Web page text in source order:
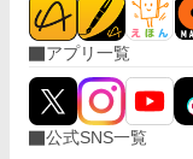
アプリ一覧
公式SNS一覧